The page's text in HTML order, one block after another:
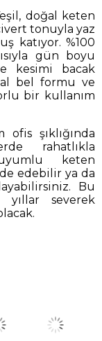
doğal keten
tonuyla yaz
katıyor. %100
gün boyu
kesimi bacak
bel formu ve
bir kullanım
ofis şıklığında
rahatlıkla
keten
edebilir ya da
Bu
yıllar severek